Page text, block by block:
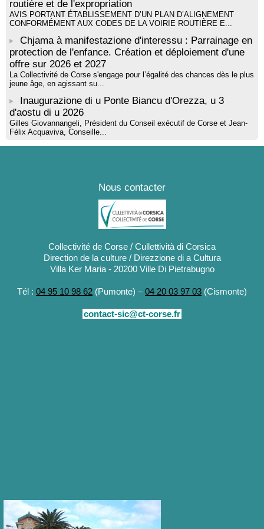
routière et de l'expropriation
AVIS PORTANT ÉTABLISSEMENT D’UN PLAN D’ALIGNEMENT
CONFORMÉMENT AUX CODES DE LA VOIRIE ROUTIÈRE E...
Chjama à manifestazione d'interessu : Parrainage en
protection de l'enfance. Création et déploiement d'une
offre sur 2026 et 2027
La Collectivité de Corse s'engage pour l’égalité des chances dès le plus
jeune âge, en agissant su...
Inaugurazione di u Ponte Biancu d'Orezza, u 3
d'aostu di u 2026
Gilles Giovannangeli, Président du Conseil exécutif de Corse et Jean-
Félix Acquaviva, Conseille...
Nous contacter
Collectivité de Corse / Cullettività di Corsica
Direction de la culture / Direzzione di a Cultura
Villa Ker Maria - 20200 Ville Di Pietrabugno
Tél : 04 95 10 98 62 (Pumonte) –04 20 03 97 03 (Cismonte)
contact-sic@ct-corse.fr